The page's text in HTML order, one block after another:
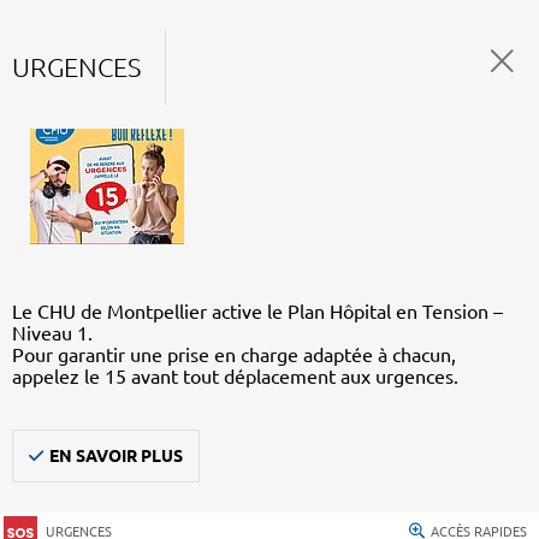
URGENCES
Le CHU de Montpellier active le Plan Hôpital en Tension –
Niveau 1.
Pour garantir une prise en charge adaptée à chacun,
appelez le 15 avant tout déplacement aux urgences.
EN SAVOIR PLUS
URGENCES ACCÈS RAPIDES